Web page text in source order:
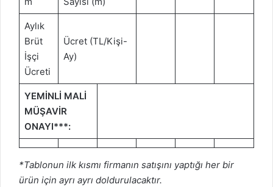
Aylık
Brüt
İşçi
Ücreti
Ücret (TL/Kişi-
Ay)
YEMİNLİ MALİ
MÜŞAVİR
ONAYI***:
*Tablonun ilk kısmı firmanın satışını yaptığı her bir
ürün için ayrı ayrı doldurulacaktır.